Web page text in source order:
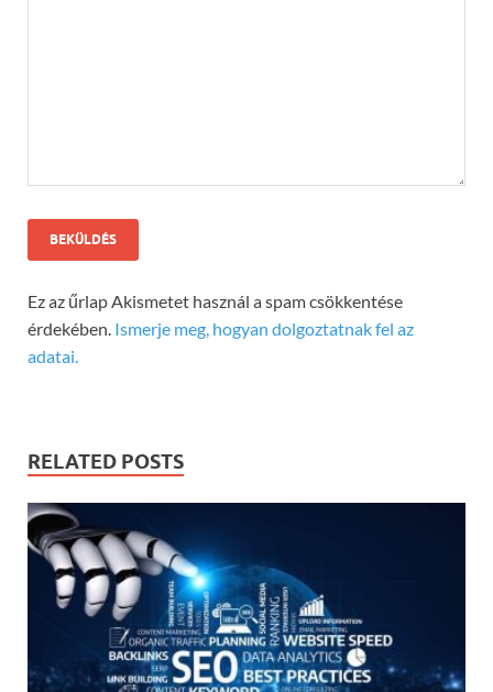
Ez az űrlap Akismetet használ a spam csökkentése
érdekében. Ismerje meg, hogyan dolgoztatnak fel az
adatai.
RELATED POSTS